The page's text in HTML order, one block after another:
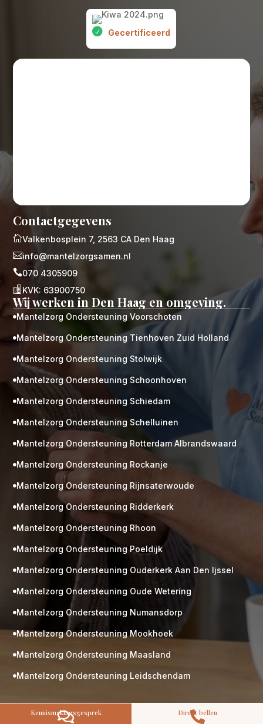
Gecertificeerd
Gratis
kennismaking?
Neem vrijblijvend contact op!
Zorg op maat
Persoonlijke zorgplan
Geen lange wachtlijsten
Altijd vertrouwde gezichten
Kennismakingsgesprek
Contactgegevens
Valkenbosplein 7, 2563 CA Den Haag
info@mantelzorgsamen.nl
070 4305909
 KVK: 63900750
Wij werken in Den Haag en omgeving.
Mantelzorg Ondersteuning Voorschoten
Mantelzorg Ondersteuning Tienhoven Zuid Holland
Mantelzorg Ondersteuning Stolwijk
Mantelzorg Ondersteuning Schoonhoven
Mantelzorg Ondersteuning Schiedam
Mantelzorg Ondersteuning Schelluinen
Mantelzorg Ondersteuning Rotterdam Albrandswaard
Mantelzorg Ondersteuning Rockanje
Mantelzorg Ondersteuning Rijnsaterwoude
Mantelzorg Ondersteuning Ridderkerk
Mantelzorg Ondersteuning Rhoon
Mantelzorg Ondersteuning Poeldijk
Mantelzorg Ondersteuning Ouderkerk Aan Den Ijssel
Mantelzorg Ondersteuning Oude Wetering
Mantelzorg Ondersteuning Numansdorp
Mantelzorg Ondersteuning Mookhoek
Mantelzorg Ondersteuning Maasland
Mantelzorg Ondersteuning Leidschendam

Kennismakingsgesprek 
Direct bellen